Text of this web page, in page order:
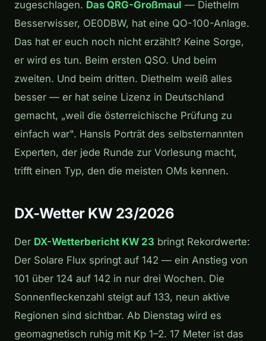
zugeschlagen. Das QRG-Großmaul — Diethelm
Besserwisser, OE0DBW, hat eine QO-100-Anlage.
Das hat er euch noch nicht erzählt? Keine Sorge,
er wird es tun. Beim ersten QSO. Und beim
zweiten. Und beim dritten. Diethelm weiß alles
besser — er hat seine Lizenz in Deutschland
gemacht, „weil die österreichische Prüfung zu
einfach war". Hansls Porträt des selbsternannten
Experten, der jede Runde zur Vorlesung macht,
trifft einen Typ, den die meisten OMs kennen.
DX-Wetter KW 23/2026
Der DX-Wetterbericht KW 23 bringt Rekordwerte:
Der Solare Flux springt auf 142 — ein Anstieg von
101 über 124 auf 142 in nur drei Wochen. Die
Sonnenfleckenzahl steigt auf 133, neun aktive
Regionen sind sichtbar. Ab Dienstag wird es
geomagnetisch ruhig mit Kp 1–2. 17 Meter ist das